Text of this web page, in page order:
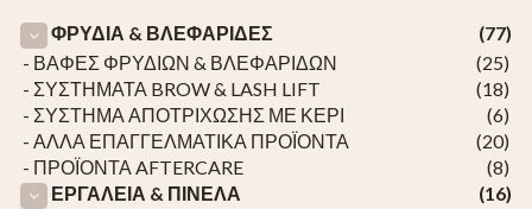
ΦΡΥΔΙΑ & ΒΛΕΦΑΡΙΔΕΣ
(77)
- ΒΑΦΕΣ ΦΡΥΔΙΩΝ & ΒΛΕΦΑΡΙΔΩΝ
(25)
- ΣΥΣΤΗΜΑΤΑ BROW & LASH LIFT
(18)
- ΣΥΣΤΗΜΑ ΑΠΟΤΡΙΧΩΣΗΣ ΜΕ ΚΕΡΙ
(6)
- ΑΛΛΑ ΕΠΑΓΓΕΛΜΑΤΙΚΑ ΠΡΟΪΟΝΤΑ
(20)
- ΠΡΟΪΟΝΤΑ AFTERCARE
(8)
ΕΡΓΑΛΕΙΑ & ΠΙΝΕΛΑ
(16)